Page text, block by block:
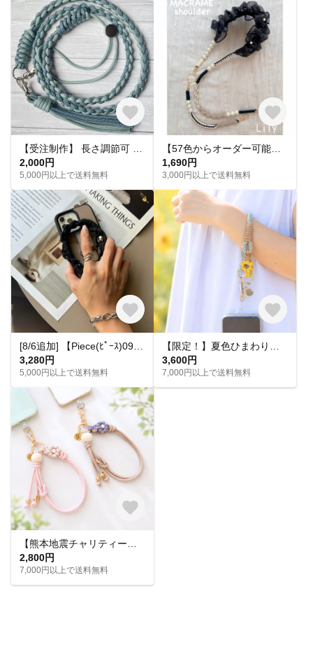
2,000円
5,000円以上で送料無料
1,690円
3,000円以上で送料無料
3,280円
5,000円以上で送料無料
3,600円
7,000円以上で送料無料
2,800円
7,000円以上で送料無料